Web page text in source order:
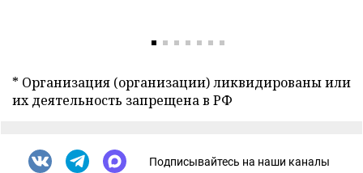
* Организация (организации) ликвидированы или
их деятельность запрещена в РФ
Подписывайтесь на наши каналы